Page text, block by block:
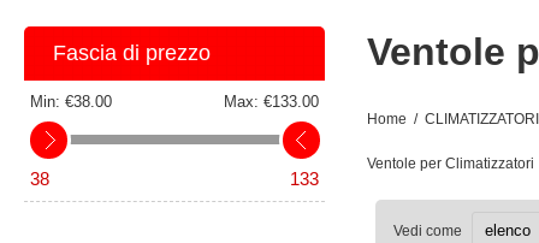
Ventole
Home / CLIMATIZZATORI
Ventole per Climatizzatori
Vedi come
Fascia di prezzo
Min: €38.00 Max: €133.00
38 133